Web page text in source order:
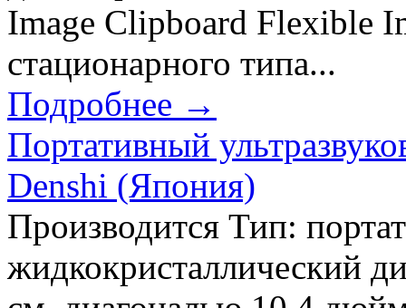
Image Clipboard Flexible
стационарного типа...
Подробнее →
Портативный
Denshi (Япония)
Производится Тип:
жидкокристаллический